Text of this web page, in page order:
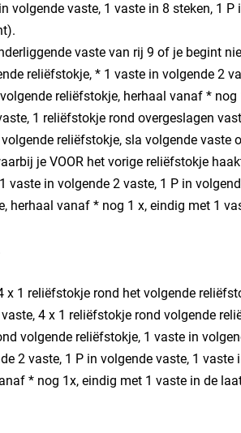
volgende vaste, 1 vaste in 8 steken, 1
vaste van rij 9 of je begint
reliëfstokje, * 1 vaste in volgende 2
reliëfstokje, herhaal vanaf * nog
1 reliëfstokje rond overgeslagen
reliëfstokje, sla volgende vaste
je VOOR het vorige reliëfstokje
in volgende 2 vaste, 1 P in
herhaal vanaf * nog 1 x, eindig met 1
x 1 reliëfstokje rond het volgende
4 x 1 reliëfstokje rond volgende
volgende reliëfstokje, 1 vaste in
2 vaste, 1 P in volgende vaste, 1
* nog 1x, eindig met 1 vaste in de